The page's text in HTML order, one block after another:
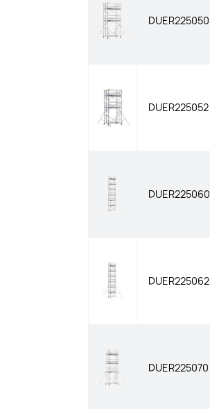
DUER225050
DUER225052
DUER225060
DUER225062
DUER225070